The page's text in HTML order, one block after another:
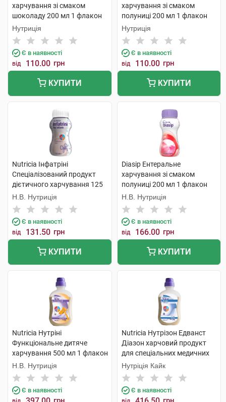
харчування зі смаком
шоколаду 200 мл 1 флакон
Нутриція
Є в наявності
від 110.00 грн
КУПИТИ
харчування зі смаком
полуниці 200 мл 1 флакон
Нутриція
Є в наявності
від 110.00 грн
КУПИТИ
Nutricia Інфатріні
Спеціалізований продукт
дієтичного харчування 125
мл 1 флакон
Н.В. Нутриція
Є в наявності
від 131.50 грн
КУПИТИ
Diasip Ентеральне
харчування зі смаком
полуниці 200 мл 1 флакон
Н.В. Нутриція
Є в наявності
від 166.00 грн
КУПИТИ
Nutricia Нутріні
Функціональне дитяче
харчування 500 мл 1 флакон
Н.В. Нутриція
Є в наявності
Nutricia Нутрізон Едванст
Діазон харчовий продукт
для спеціальних медичних
цілей 500 мл 1 флакон
Нутріція Кайк
Є в наявності